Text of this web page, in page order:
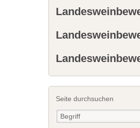
Seite durchsuchen